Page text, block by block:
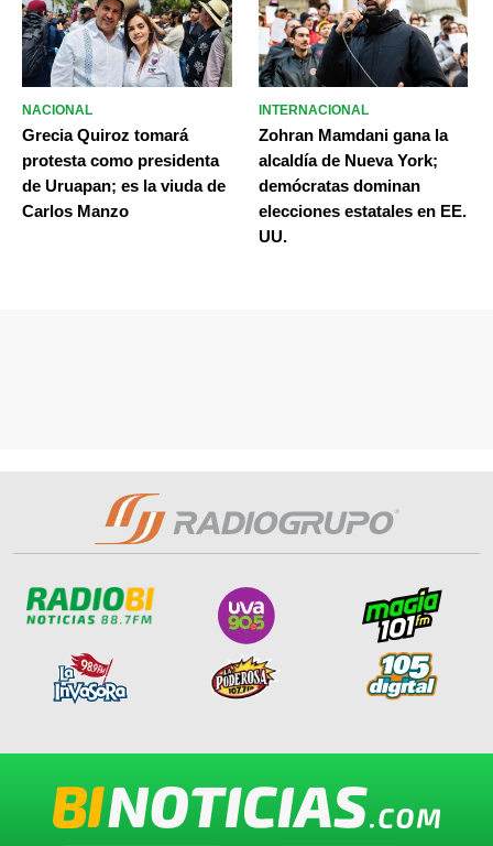
NACIONAL
Grecia Quiroz tomará
protesta como presidenta
de Uruapan; es la viuda de
Carlos Manzo
INTERNACIONAL
Zohran Mamdani gana la
alcaldía de Nueva York;
demócratas dominan
elecciones estatales en EE.
UU.